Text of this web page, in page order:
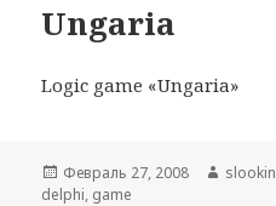
Ungaria
Logic game «Ungaria»
Опубликовано
Февраль 27, 2008 Автор
slookin
delphi, game